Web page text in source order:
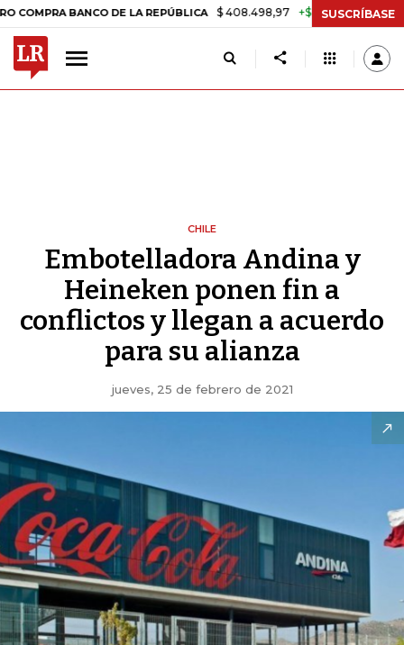
BANCO DE LA REPÚBLICA $ 408.498,97 +$ 8.753,81 +2,19%
SUSCRÍBASE
CHILE
Embotelladora Andina y
Heineken ponen fin a
conflictos y llegan a acuerdo
para su alianza
jueves, 25 de febrero de 2021